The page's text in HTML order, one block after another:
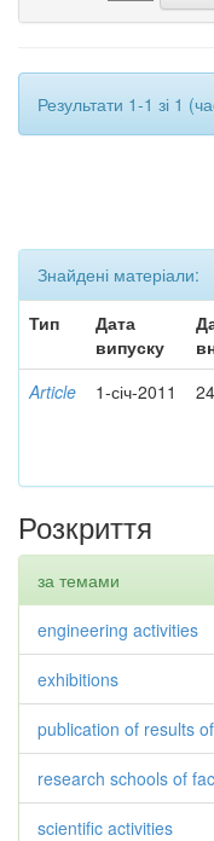
Результати 1-1 зі 1
Знайдені матеріали:
Тип
Дата
випуску
Article 1-січ-2011
Розкриття
за темами
engineering activities
exhibitions
publication of results
research schools of
scientific activities